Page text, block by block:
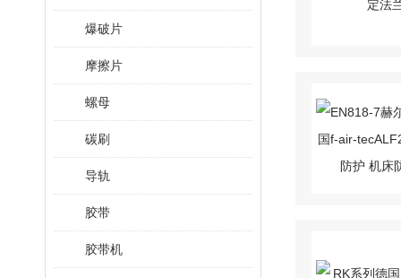
爆破片
摩擦片
螺母
碳刷
导轨
胶带
胶带机